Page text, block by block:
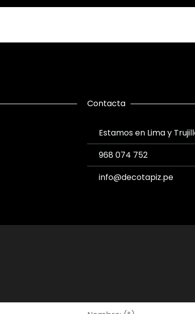
Contacta
Estamos en Lima y
968 074 752
info@decotapiz.pe